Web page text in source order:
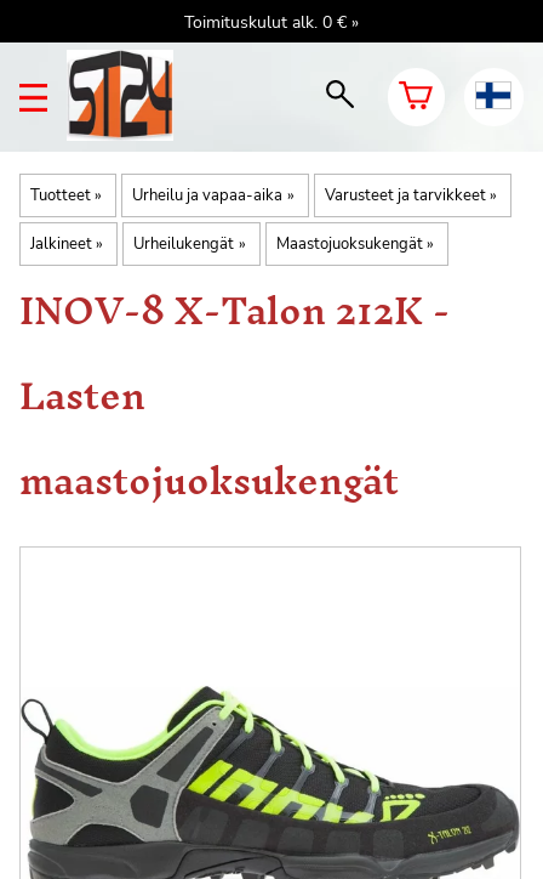
Toimituskulut alk. 0 € »
Tuotteet‪» Urheilu ja vapaa-aika ‪» Varusteet ja tarvikkeet‪»
Jalkineet‪» Urheilukengät ‪» Maastojuoksukengät‪»
INOV-8X-Talon 212K -
Lasten
maastojuoksukengät